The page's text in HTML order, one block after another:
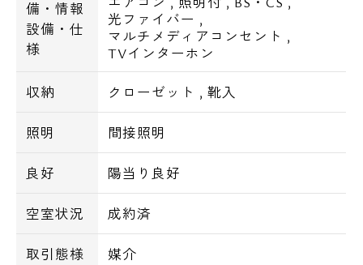
備・情報
設備・仕
様
光ファイバー ,
マルチメディアコンセント ,
TVインターホン
収納 クローゼット , 靴入
照明 間接照明
良好 陽当り良好
空室状況 成約済
取引態様 媒介